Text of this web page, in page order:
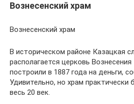
Вознесенский храм
Вознесенский храм
В историческом районе Казацкая
располагается церковь Вознесения
построили в 1887 года на деньги,
Удивительно, но храм практически
весь 20 век.